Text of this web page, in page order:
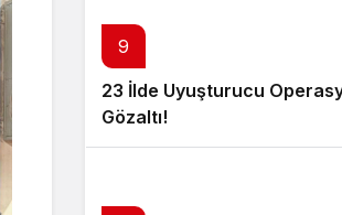
9
23 İlde Uyuşturucu
Gözaltı!